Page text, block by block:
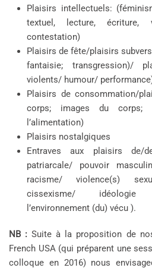
Plaisirs intellectuels:
textuel, lecture, écriture,
contestation)
Plaisirs de fête/plaisirs
fantaisie; transgression)/
violents/ humour/
Plaisirs de consommation/
corps; images du
l’alimentation)
Plaisirs nostalgiques
Entraves aux plaisirs de/
patriarcale/ pouvoir
racisme/ violence(s)
cissexisme/
l’environnement (du) vécu ).
NB :Suite à la proposition de
French USA (qui préparent une
colloque en 2016) nous